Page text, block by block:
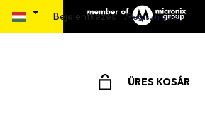
Írjon nekünkBejelentkezés Regisztráció
ÜRES KOSÁR